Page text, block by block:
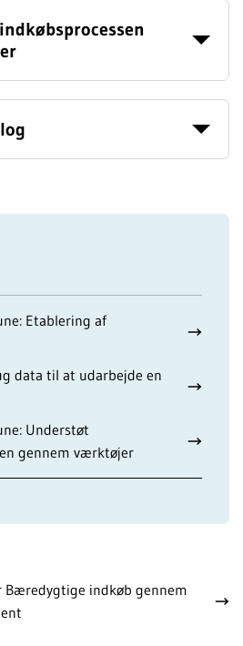
Etablering af
data til at udarbejde en
Understøt
gennem værktøjer
Bæredygtige indkøb gennem